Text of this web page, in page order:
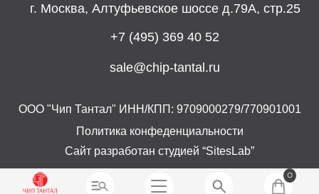
г. Москва, Алтуфьевское шоссе д.79А, стр.25
+7 (495) 369 40 52
sale@chip-tantal.ru
ООО "Чип Тантал" ИНН/КПП: 9709000279/770901001
Политика конфеденциальности
Сайт разработан студией “SitesLab”
0